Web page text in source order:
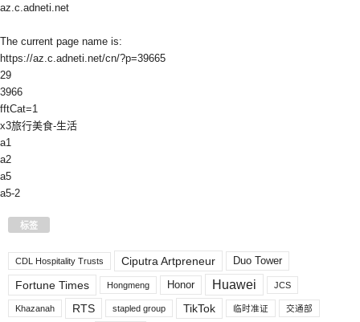
az.c.adneti.net
The current page name is:
https://az.c.adneti.net/cn/?p=39665
29
3966
fftCat=1
x3旅行美食-生活
a1
a2
a5
a5-2
标签
CDL Hospitality Trusts Ciputra Artpreneur Duo Tower
Fortune Times Hongmeng Honor Huawei JCS
Khazanah RTS stapled group TikTok 临时准证 交通部